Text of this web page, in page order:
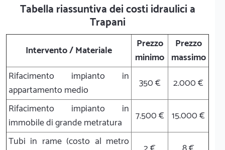
Tabella riassuntiva dei costi idraulici a
Trapani
Intervento / Materiale
Prezzo
minimo
Prezzo
massimo
Rifacimento impianto in
appartamento medio
350 €
2.000 €
Rifacimento impianto in
immobile di grande metratura
7.500 € 15.000 €
Tubi in rame (costo al metro